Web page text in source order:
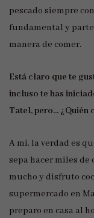
pescado siempre
fundamental y
manera de comer.
Está claro que te
incluso te has
Tatel, pero… ¿Quién
A mí, la verdad es
sepa hacer miles de
mucho y disfruto
supermercado en
preparo en casa al